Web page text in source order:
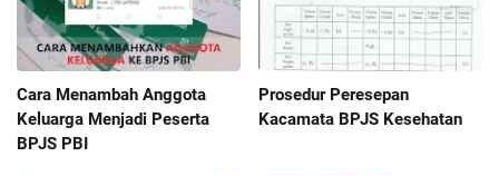
Cara Menambah Anggota
Keluarga Menjadi Peserta
BPJS PBI
Prosedur Peresepan
Kacamata BPJS Kesehatan